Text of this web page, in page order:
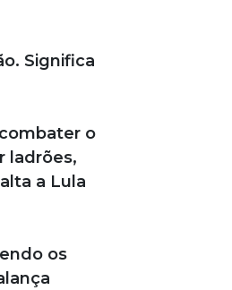
Significa
o
ladrões,
a Lula
os